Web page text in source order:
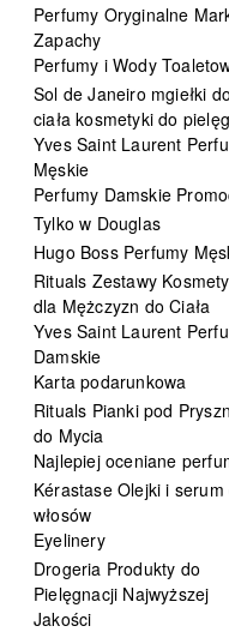
Perfumy Oryginalne
Zapachy
Perfumy i Wody
Sol de Janeiro mgiełki do
ciała kosmetyki do
Yves Saint Laurent
Męskie
Perfumy Damskie
Tylko w Douglas
Hugo Boss Perfumy
Rituals Zestawy
dla Mężczyzn do Ciała
Yves Saint Laurent
Damskie
Karta podarunkowa
Rituals Pianki pod
do Mycia
Najlepiej oceniane
Kérastase Olejki i serum
włosów
Eyelinery
Drogeria Produkty do
Pielęgnacji Najwyższej
Jakości